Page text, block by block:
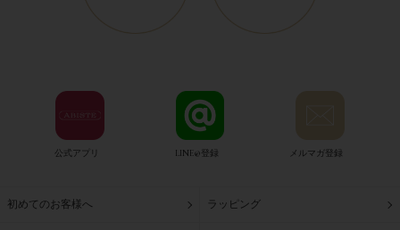
公式アプリ LINE@登録 メルマガ登録
初めてのお客様へ ラッピング